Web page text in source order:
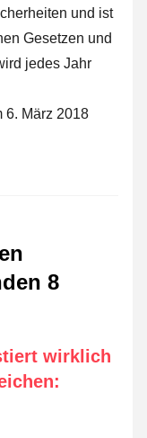
und ist
Gesetzen und
jedes Jahr
6. März 2018
8
wirklich
: